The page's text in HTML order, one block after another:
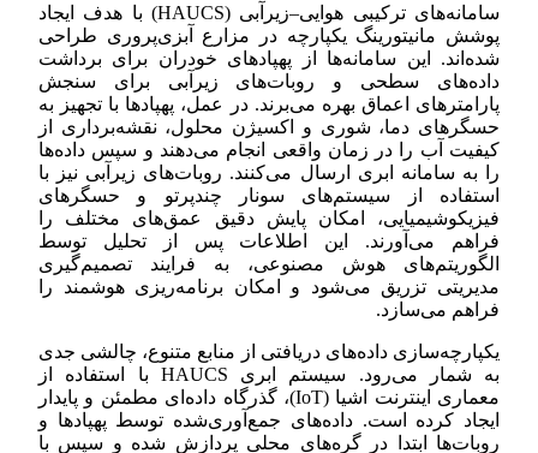
سامانه‌های ترکیبی هوایی–زیرآبی (HAUCS) با هدف ایجاد
پوشش مانیتورینگ یکپارچه در مزارع آبزی‌پروری طراحی
شده‌اند. این سامانه‌ها از پهپادهای خودران برای برداشت
داده‌های سطحی و روبات‌های زیرآبی برای سنجش
پارامترهای اعماق بهره می‌برند. در عمل، پهپادها با تجهیز به
حسگرهای دما، شوری و اکسیژن محلول، نقشه‌برداری از
کیفیت آب را در زمان واقعی انجام می‌دهند و سپس داده‌ها
را به سامانه ابری ارسال می‌کنند. روبات‌های زیرآبی نیز با
استفاده از سیستم‌های سونار چندپرتو و حسگرهای
فیزیکوشیمیایی، امکان پایش دقیق عمق‌های مختلف را
فراهم می‌آورند. این اطلاعات پس از تحلیل توسط
الگوریتم‌های هوش مصنوعی، به فرایند تصمیم‌گیری
مدیریتی تزریق می‌شود و امکان برنامه‌ریزی هوشمند را
فراهم می‌سازد.
یکپارچه‌سازی داده‌های دریافتی از منابع متنوع، چالشی جدی
به شمار می‌رود. سیستم ابری HAUCS با استفاده از
معماری اینترنت اشیا (IoT)، گذرگاه داده‌ای مطمئن و پایدار
ایجاد کرده است. داده‌های جمع‌آوری‌شده توسط پهپادها و
روبات‌ها ابتدا در گره‌های محلی پردازش شده و سپس با